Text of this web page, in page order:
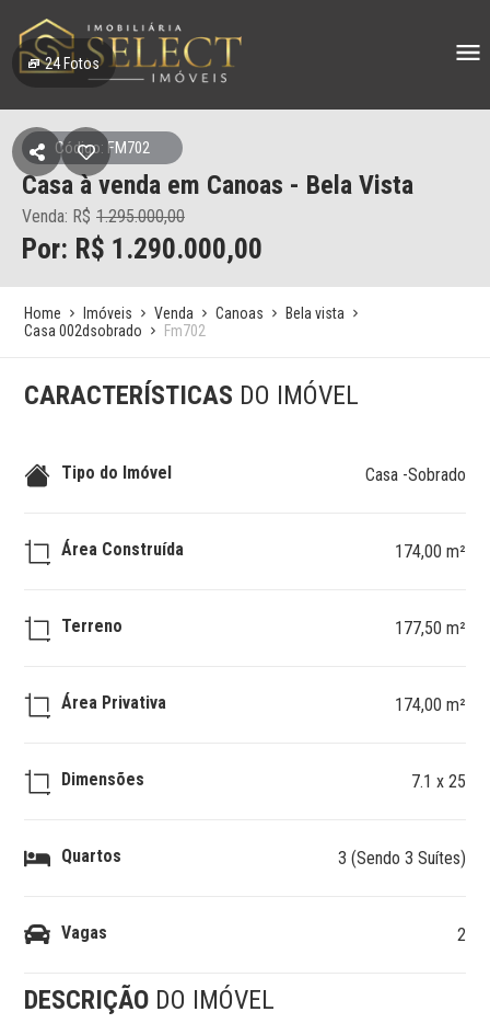
24Fotos
Código: FM702
Casa à venda em Canoas - Bela Vista
Venda: R$ 1.295.000,00
Por: R$ 1.290.000,00
Home Imóveis Venda Canoas
Bela vista
Casa 002dsobrado
Fm702
CARACTERÍSTICAS DO IMÓVEL
Tipo do Imóvel Casa -Sobrado
Área Construída 174,00 m²
Terreno 177,50 m²
Área Privativa 174,00 m²
Dimensões 7.1 x 25
Quartos 3 (Sendo 3 Suítes)
Vagas 2
DESCRIÇÃO DO IMÓVEL